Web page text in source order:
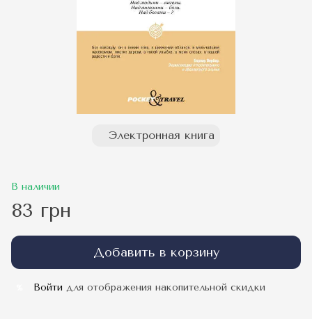
Электронная книга
В наличии
83 грн
Добавить в корзину
Войти для отображения накопительной скидки